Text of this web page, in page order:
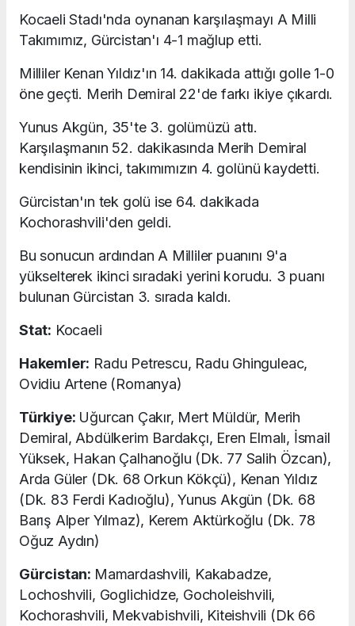
Kocaeli Stadı'nda oynanan karşılaşmayı A Milli
Takımımız, Gürcistan'ı 4-1 mağlup etti.
Milliler Kenan Yıldız'ın 14. dakikada attığı golle 1-0
öne geçti. Merih Demiral 22'de farkı ikiye çıkardı.
Yunus Akgün, 35'te 3. golümüzü attı.
Karşılaşmanın 52. dakikasında Merih Demiral
kendisinin ikinci, takımımızın 4. golünü kaydetti.
Gürcistan'ın tek golü ise 64. dakikada
Kochorashvili'den geldi.
Bu sonucun ardından A Milliler puanını 9'a
yükselterek ikinci sıradaki yerini korudu. 3 puanı
bulunan Gürcistan 3. sırada kaldı.
Stat: Kocaeli
Hakemler: Radu Petrescu, Radu Ghinguleac,
Ovidiu Artene (Romanya)
Türkiye: Uğurcan Çakır, Mert Müldür, Merih
Demiral, Abdülkerim Bardakçı, Eren Elmalı, İsmail
Yüksek, Hakan Çalhanoğlu (Dk. 77 Salih Özcan),
Arda Güler (Dk. 68 Orkun Kökçü), Kenan Yıldız
(Dk. 83 Ferdi Kadıoğlu), Yunus Akgün (Dk. 68
Barış Alper Yılmaz), Kerem Aktürkoğlu (Dk. 78
Oğuz Aydın)
Gürcistan: Mamardashvili, Kakabadze,
Lochoshvili, Goglichidze, Gocholeishvili,
Kochorashvili, Mekvabishvili, Kiteishvili (Dk 66